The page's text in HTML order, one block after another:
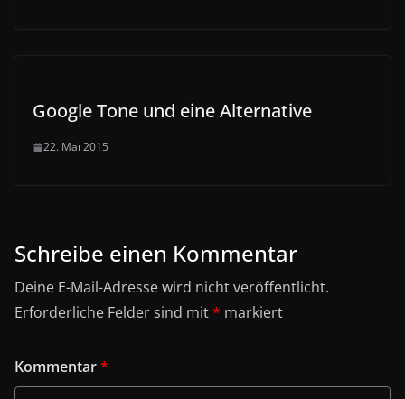
Google Tone und eine Alternative
22. Mai 2015
Schreibe einen Kommentar
Deine E-Mail-Adresse wird nicht veröffentlicht.
Erforderliche Felder sind mit* markiert
Kommentar*